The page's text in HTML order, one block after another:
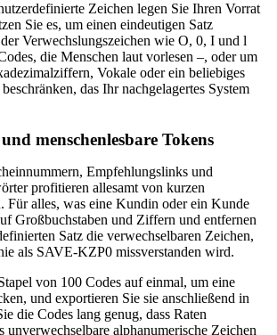
Zeichen legen Sie Ihren Vorrat
Sie es, um einen eindeutigen Satz
Verwechslungszeichen wie O, 0, I und l
die Menschen laut vorlesen –, oder um
Vokale oder ein beliebiges
das Ihr nachgelagertes System
menschenlesbare Tokens
Empfehlungslinks und
profitieren allesamt von kurzen
Für alles, was eine Kundin oder ein Kunde
Großbuchstaben und Ziffern und entfernen
Satz die verwechselbaren Zeichen,
als SAVE-KZP0 missverstanden wird.
von 100 Codes auf einmal, um eine
und exportieren Sie sie anschließend in
die Codes lang genug, dass Raten
unverwechselbare alphanumerische Zeichen